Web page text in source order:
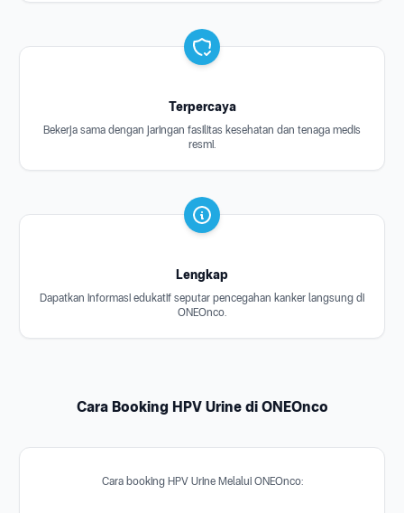
Terpercaya
Bekerja sama dengan jaringan fasilitas kesehatan dan tenaga medis
resmi.
Lengkap
Dapatkan informasi edukatif seputar pencegahan kanker langsung di
ONEOnco.
Cara Booking HPV Urine di ONEOnco
Cara booking HPV Urine Melalui ONEOnco: